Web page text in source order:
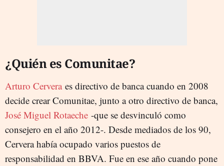
¿Quién es Comunitae?
Arturo Cerveraes directivo de banca cuando en 2008
decide crear Comunitae, junto a otro directivo de banca,
José Miguel Rotaeche -que se desvinculó como
consejero en el año 2012-. Desde mediados de los 90,
Cervera había ocupado varios puestos de
responsabilidad en BBVA. Fue en ese año cuando pone